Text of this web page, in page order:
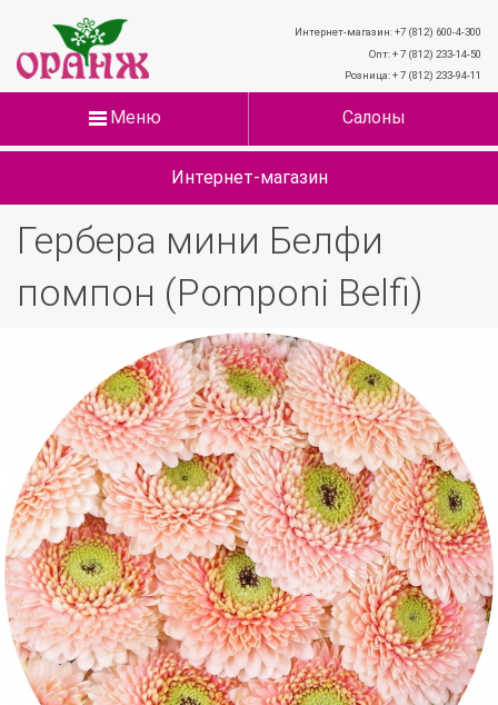
Интернет-магазин: +7 (812) 600-4-300
Опт: + 7 (812) 233-14-50
Розница: + 7 (812) 233-94-11
Меню Салоны
Интернет-магазин
Гербера мини Белфи
помпон (Pomponi Belfi)